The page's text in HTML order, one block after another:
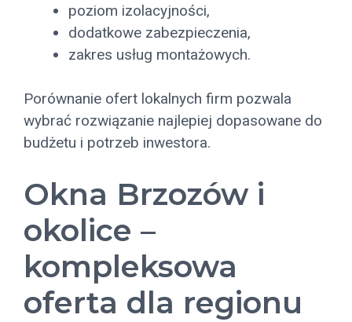
poziom izolacyjności,
dodatkowe zabezpieczenia,
zakres usług montażowych.
Porównanie ofert lokalnych firm pozwala
wybrać rozwiązanie najlepiej dopasowane do
budżetu i potrzeb inwestora.
Okna Brzozów i
okolice –
kompleksowa
oferta dla regionu